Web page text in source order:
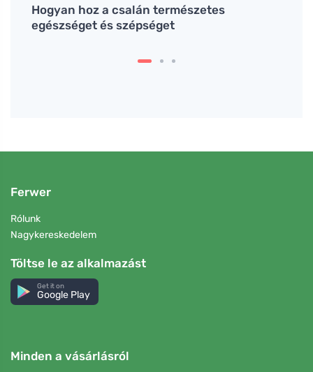
Hogyan hoz a csalán természetes
egészséget és szépséget
Ferwer
Rólunk
Nagykereskedelem
Töltse le az alkalmazást
Get it on
Google Play
Minden a vásárlásról